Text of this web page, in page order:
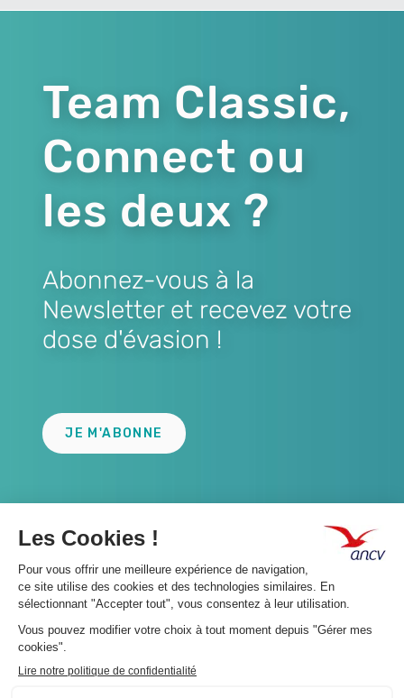
Team Classic,
Connect ou
les deux ?
Abonnez-vous à la
Newsletter et recevez votre
dose d'évasion !
JE M'ABONNE
A propos 👇